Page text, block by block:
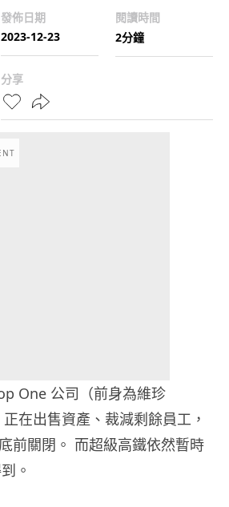
發佈日期
2023-12-23
閱讀時間
2分鐘
分享
One 公司（前身為維珍
在出售資產、裁減剩餘員工，
前關閉。 而超級高鐵依然暫時
。